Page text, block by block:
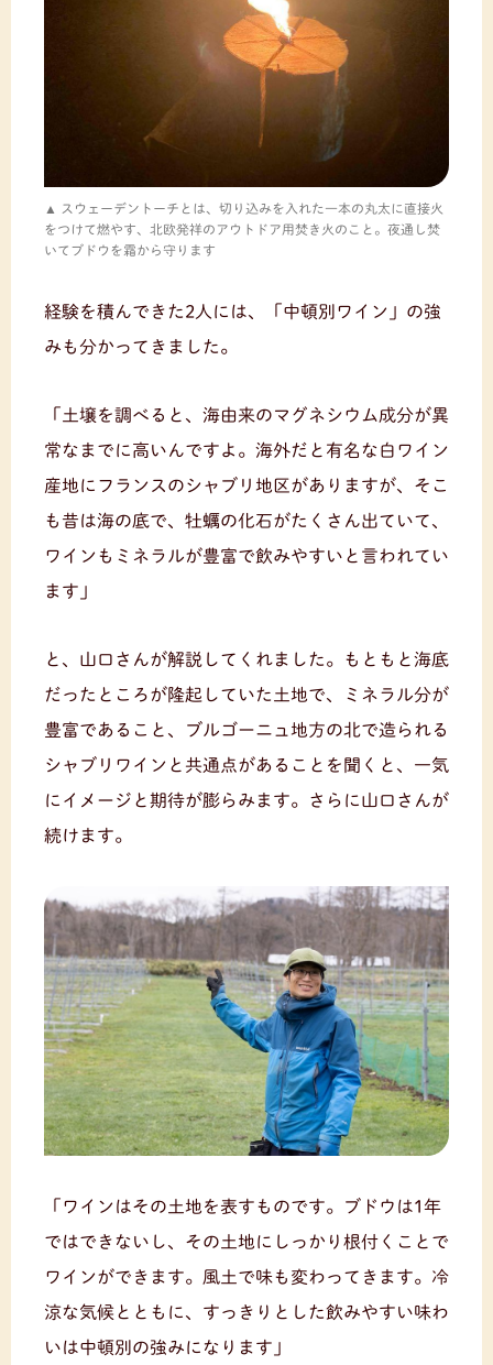
スウェーデントーチとは、切り込みを入れた一本の丸太に直接火
をつけて燃やす、北欧発祥のアウトドア用焚き火のこと。夜通し焚
いてブドウを霜から守ります
経験を積んできた2人には、「中頓別ワイン」の強
みも分かってきました。
「土壌を調べると、海由来のマグネシウム成分が異
常なまでに高いんですよ。海外だと有名な白ワイン
産地にフランスのシャブリ地区がありますが、そこ
も昔は海の底で、牡蠣の化石がたくさん出ていて、
ワインもミネラルが豊富で飲みやすいと言われてい
ます」
と、山口さんが解説してくれました。もともと海底
だったところが隆起していた土地で、ミネラル分が
豊富であること、ブルゴーニュ地方の北で造られる
シャブリワインと共通点があることを聞くと、一気
にイメージと期待が膨らみます。さらに山口さんが
続けます。
「ワインはその土地を表すものです。ブドウは1年
ではできないし、その土地にしっかり根付くことで
ワインができます。風土で味も変わってきます。冷
涼な気候とともに、すっきりとした飲みやすい味わ
いは中頓別の強みになります」